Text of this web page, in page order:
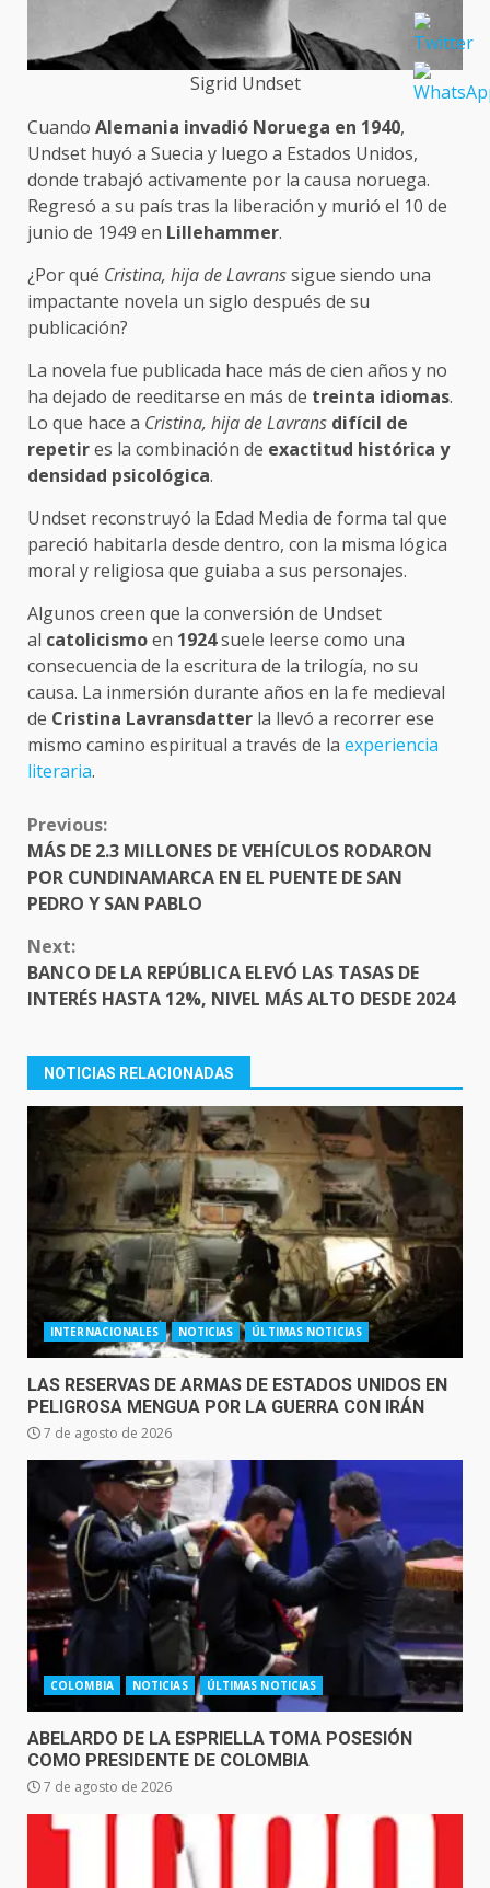
Sigrid Undset
Cuando Alemania invadió Noruega en 1940,
Undset huyó a Suecia y luego a Estados Unidos,
donde trabajó activamente por la causa noruega.
Regresó a su país tras la liberación y murió el 10 de
junio de 1949 en Lillehammer.
¿Por qué Cristina, hija de Lavranssigue siendo una
impactante novela un siglo después de su
publicación?
La novela fue publicada hace más de cien años y no
ha dejado de reeditarse en más de treinta idiomas.
Lo que hace a Cristina, hija de Lavrans difícil de
repetires la combinación de exactitud histórica y
densidad psicológica.
Undset reconstruyó la Edad Media de forma tal que
pareció habitarla desde dentro, con la misma lógica
moral y religiosa que guiaba a sus personajes.
Algunos creen que la conversión de Undset
al catolicismoen 1924suele leerse como una
consecuencia de la escritura de la trilogía, no su
causa. La inmersión durante años en la fe medieval
de Cristina Lavransdatter la llevó a recorrer ese
mismo camino espiritual a través de la experiencia
literaria.
CONTINUE
READING
Previous:
MÁS DE 2.3 MILLONES DE VEHÍCULOS RODARON
POR CUNDINAMARCA EN EL PUENTE DE SAN
PEDRO Y SAN PABLO
Next:
BANCO DE LA REPÚBLICA ELEVÓ LAS TASAS DE
INTERÉS HASTA 12%, NIVEL MÁS ALTO DESDE 2024
NOTICIAS RELACIONADAS
INTERNACIONALES NOTICIAS ÚLTIMAS NOTICIAS
LAS RESERVAS DE ARMAS DE ESTADOS UNIDOS EN
PELIGROSA MENGUA POR LA GUERRA CON IRÁN
7 de agosto de 2026
COLOMBIA NOTICIAS ÚLTIMAS NOTICIAS
ABELARDO DE LA ESPRIELLA TOMA POSESIÓN
COMO PRESIDENTE DE COLOMBIA
7 de agosto de 2026